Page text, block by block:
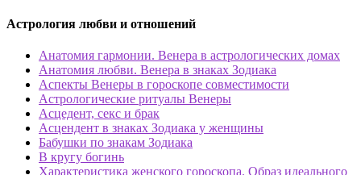
Астрология любви и отношений
Анатомия гармонии. Венера в астрологических домах
Анатомия любви. Венера в знаках Зодиака
Аспекты Венеры в гороскопе совместимости
Астрологические ритуалы Венеры
Асцедент, секс и брак
Асцендент в знаках Зодиака у женщины
Бабушки по знакам Зодиака
В кругу богинь
Характеристика женского гороскопа. Образ идеального